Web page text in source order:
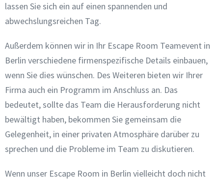
lassen Sie sich ein auf einen spannenden und
abwechslungsreichen Tag.
Außerdem können wir in Ihr Escape Room Teamevent in
Berlin verschiedene firmenspezifische Details einbauen,
wenn Sie dies wünschen. Des Weiteren bieten wir Ihrer
Firma auch ein Programm im Anschluss an. Das
bedeutet, sollte das Team die Herausforderung nicht
bewältigt haben, bekommen Sie gemeinsam die
Gelegenheit, in einer privaten Atmosphäre darüber zu
sprechen und die Probleme im Team zu diskutieren.
Wenn unser Escape Room in Berlin vielleicht doch nicht